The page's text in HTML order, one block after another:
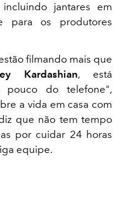
jantares em
para os produtores
filmando mais que
Kardashian, está
pouco do telefone",
a vida em casa com
que não tem tempo
por cuidar 24 horas
equipe.